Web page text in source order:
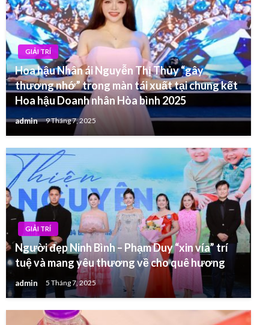
GIẢI TRÍ
Hoa hậu Nhân ái Nguyễn Thị Thủy “gây
thương nhớ” trong màn tái xuất tại chung kết
Hoa hậu Doanh nhân Hòa bình 2025
admin 9 Tháng 7, 2025
GIẢI TRÍ
Người đẹp Ninh Bình – Phạm Duy “xin vía” trí
tuệ và mang yêu thương về cho quê hương
admin 5 Tháng 7, 2025